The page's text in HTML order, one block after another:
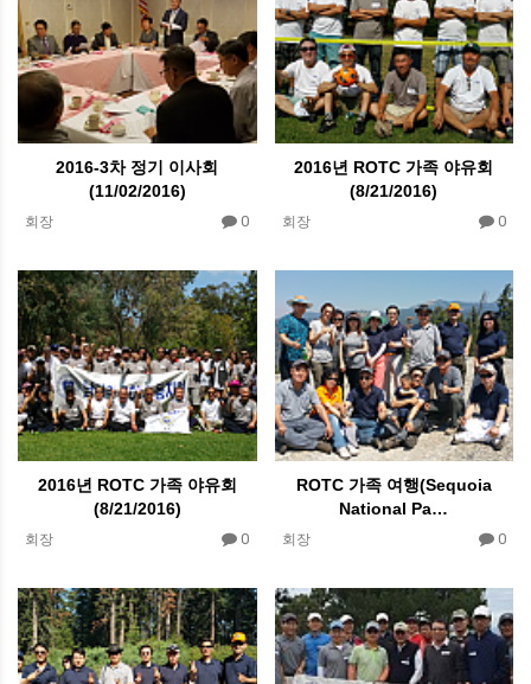
2016-3차 정기 이사회
(11/02/2016)
회장 0
2016년 ROTC 가족 야유회
(8/21/2016)
회장 0
2016년 ROTC 가족 야유회
(8/21/2016)
회장 0
ROTC 가족 여행(Sequoia
National Pa…
회장 0